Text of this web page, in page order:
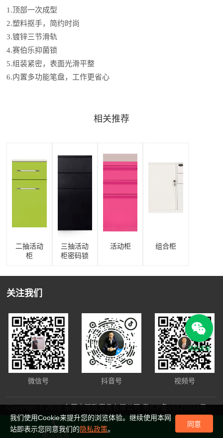
1.顶部一次成型
2.塑料抠手，简约时尚
3.镀锌三节滑轨
4.赛伯乐抑菌锁
5.组装紧密，表面光滑平整
6.内置多功能笔盘，工作更省心
相关推荐
二抽活动
柜
三抽活动
柜密码锁
活动柜 组合柜
关注我们
微信号 抖音号 视频号
Copyright © 2026 东莞市观致家具有限公司粤ICP备16120074号
电话联系
微信咨询
我们使用Cookie来提升您的浏览体验。继续使用本网
站即表示您同意我们的隐私政策。
同意